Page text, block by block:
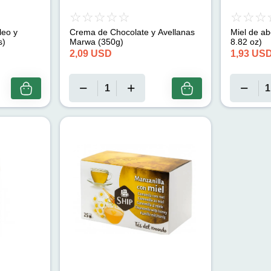
y
Crema de Chocolate y Avellanas
Marwa (350g)
2,09 USD
Miel de
8.82 oz)
1,93